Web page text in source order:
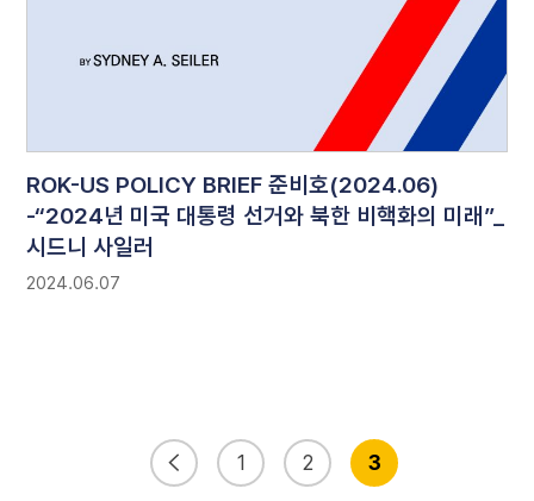
ROK-US POLICY BRIEF 준비호(2024.06)
-“2024년 미국 대통령 선거와 북한 비핵화의 미래”_
시드니 사일러
2024.06.07
1 2 3